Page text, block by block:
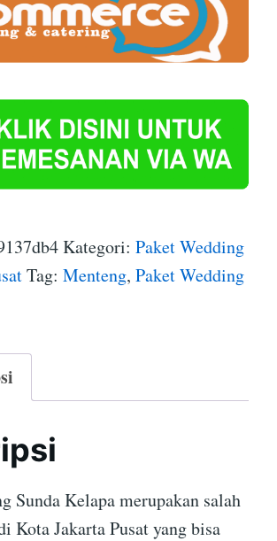
Kategori: Paket Wedding
Tag: Menteng, Paket Wedding
Sunda Kelapa merupakan salah
Kota Jakarta Pusat yang bisa